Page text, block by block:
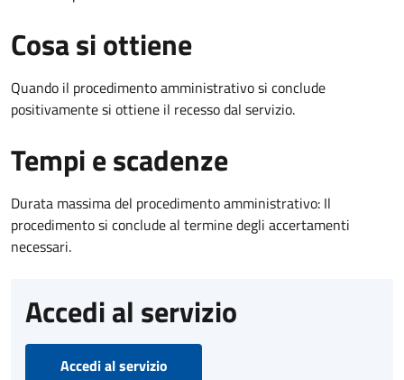
Cosa si ottiene
Quando il procedimento amministrativo si conclude
positivamente si ottiene il recesso dal servizio.
Tempi e scadenze
Durata massima del procedimento amministrativo: Il
procedimento si conclude al termine degli accertamenti
necessari.
Accedi al servizio
Accedi al servizio